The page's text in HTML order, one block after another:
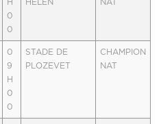
H
0
0
HELEN
NAT
0
9
H
0
0
STADE DE
PLOZEVET
CHAMPION
NAT